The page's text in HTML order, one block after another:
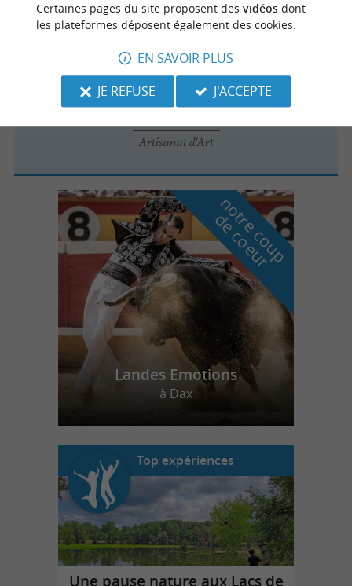
Artisanat d'Art
n
o
t
r
e
c
o
u
p
d
e
c
o
e
u
r
Landes Emotions
à Dax
Top expériences
Une pause nature aux Lacs de
Certaines pages du site proposent des vidéosdont
les plateformes déposent également des cookies.
EN SAVOIR PLUS
JE REFUSE
J'ACCEPTE